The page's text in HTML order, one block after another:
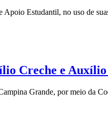
Estudantil, no uso de
Creche e
Grande, por meio da